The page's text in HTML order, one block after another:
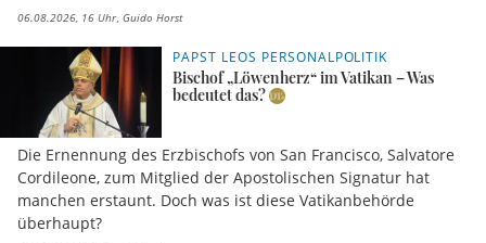
06.08.2026, 16 Uhr Guido Horst
PAPST LEOS PERSONALPOLITIK
Bischof „Löwenherz“ im Vatikan – Was
bedeutet das?
Die Ernennung des Erzbischofs von San Francisco, Salvatore
Cordileone, zum Mitglied der Apostolischen Signatur hat
manchen erstaunt. Doch was ist diese Vatikanbehörde
überhaupt?